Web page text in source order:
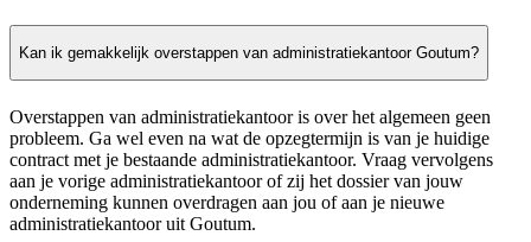
Kan ik gemakkelijk overstappen van administratiekantoor Goutum?
Overstappen van administratiekantoor is over het algemeen geen
probleem. Ga wel even na wat de opzegtermijn is van je huidige
contract met je bestaande administratiekantoor. Vraag vervolgens
aan je vorige administratiekantoor of zij het dossier van jouw
onderneming kunnen overdragen aan jou of aan je nieuwe
administratiekantoor uit Goutum.